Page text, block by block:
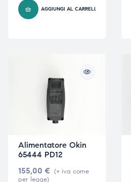
AGGIUNGI AL CARRELLO
Alimentatore Okin
65444 PD12
155,00 € (+ iva come
per legge)